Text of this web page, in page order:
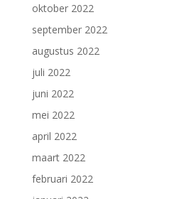
oktober 2022
september 2022
augustus 2022
juli 2022
juni 2022
mei 2022
april 2022
maart 2022
februari 2022